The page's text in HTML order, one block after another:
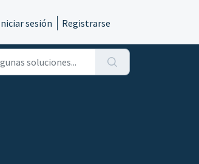
sesión Registrarse